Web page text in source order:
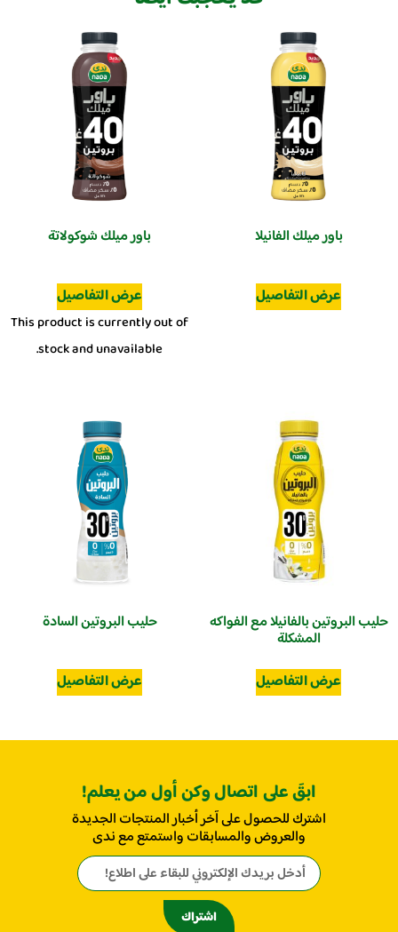
باور ميلك الفانيلا
عرض التفاصيل
باور ميلك شوكولاتة
عرض التفاصيل
This product is currently out of
stock and unavailable.
حليب البروتين بالفانيلا مع الفواكه
المشكلة
عرض التفاصيل
حليب البروتين السادة
عرض التفاصيل
ابقَ على اتصال وكن أول من يعلم!
اشترك للحصول على آخر أخبار المنتجات الجديدة
والعروض والمسابقات واستمتع مع ندى
اشتراك